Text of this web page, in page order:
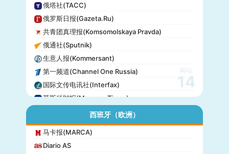
俄塔社(TACC)
俄罗斯日报(Gazeta.Ru)
共青团真理报(Komsomolskaya Pravda)
俄通社(Sputnik)
生意人报(Kommersant)
第一频道(Channel One Russia)
国际文传电讯社(Interfax)
莫斯科时报(Moscow Times)
网站
14
西班牙（欧洲）
马卡报(MARCA)
Diario AS